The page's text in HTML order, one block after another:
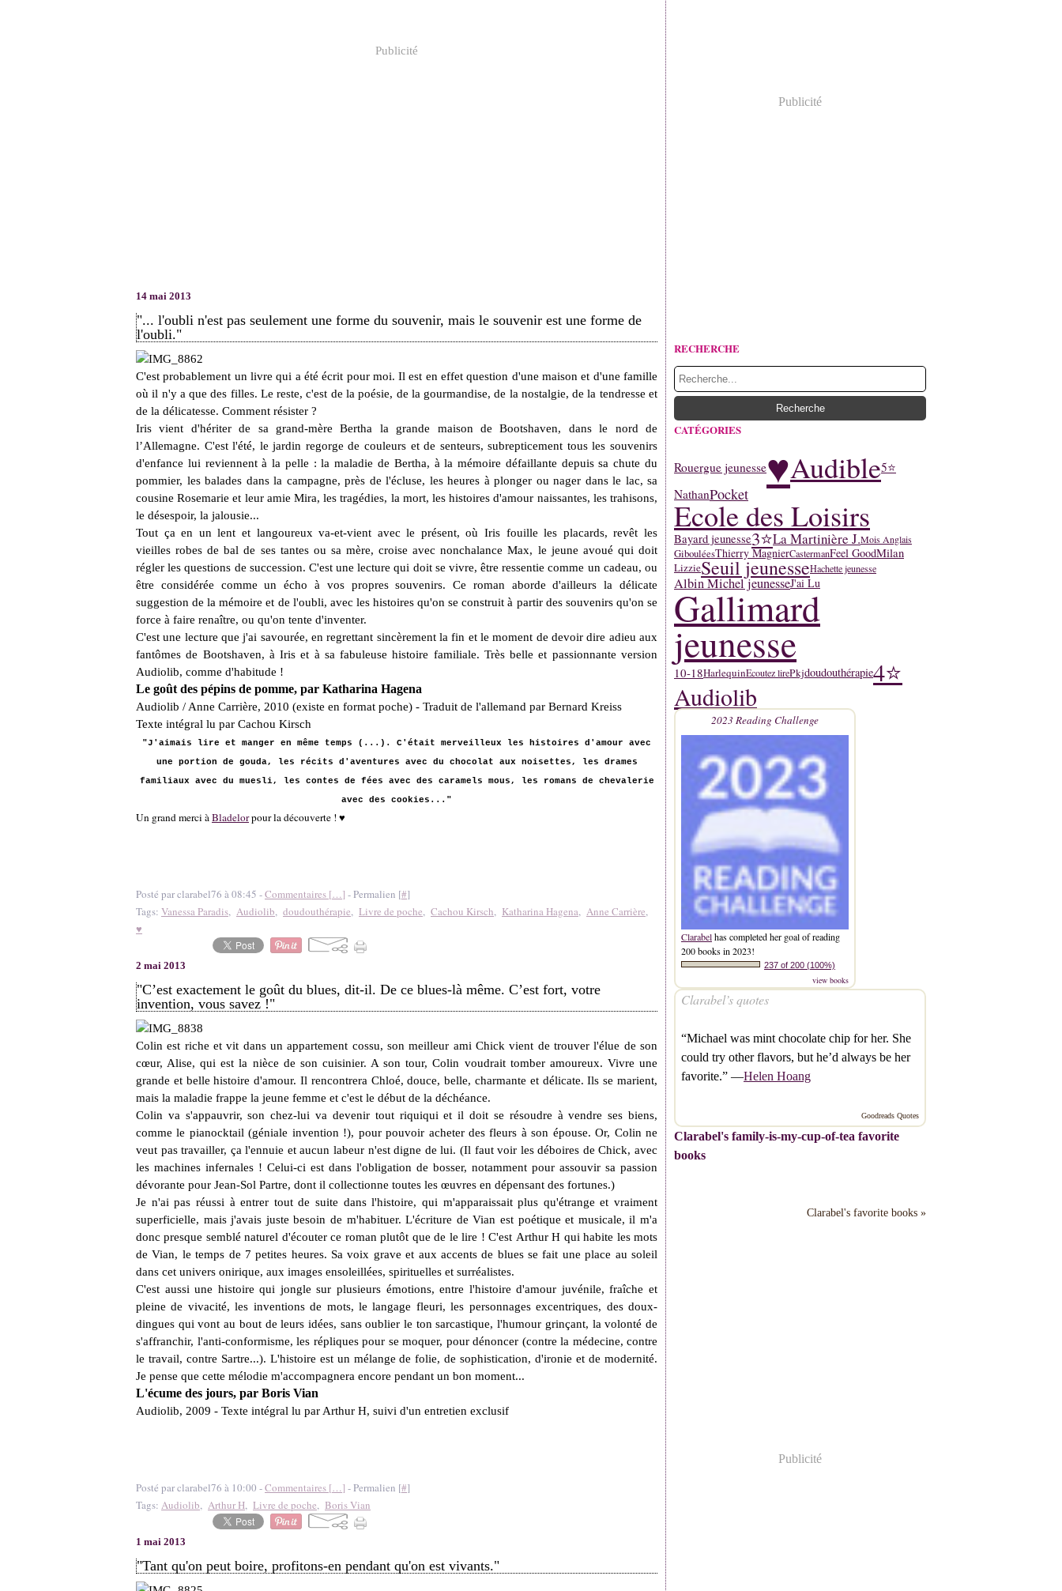
Publicité
14 mai 2013
"... l'oubli n'est pas seulement une forme du souvenir, mais le souvenir est une forme de
l'oubli."
C'est probablement un livre qui a été écrit pour moi. Il est en effet question d'une maison et d'une famille
où il n'y a que des filles. Le reste, c'est de la poésie, de la gourmandise, de la nostalgie, de la tendresse et
de la délicatesse. Comment résister ?
Iris vient d'hériter de sa grand-mère Bertha la grande maison de Bootshaven, dans le nord de
l’Allemagne. C'est l'été, le jardin regorge de couleurs et de senteurs, subrepticement tous les souvenirs
d'enfance lui reviennent à la pelle : la maladie de Bertha, à la mémoire défaillante depuis sa chute du
pommier, les balades dans la campagne, près de l'écluse, les heures à plonger ou nager dans le lac, sa
cousine Rosemarie et leur amie Mira, les tragédies, la mort, les histoires d'amour naissantes, les trahisons,
le désespoir, la jalousie...
Tout ça en un lent et langoureux va-et-vient avec le présent, où Iris fouille les placards, revêt les
vieilles robes de bal de ses tantes ou sa mère, croise avec nonchalance Max, le jeune avoué qui doit
régler les questions de succession. C'est une lecture qui doit se vivre, être ressentie comme un cadeau, ou
être considérée comme un écho à vos propres souvenirs. Ce roman aborde d'ailleurs la délicate
suggestion de la mémoire et de l'oubli, avec les histoires qu'on se construit à partir des souvenirs qu'on se
force à faire renaître, ou qu'on tente d'inventer.
C'est une lecture que j'ai savourée, en regrettant sincèrement la fin et le moment de devoir dire adieu aux
fantômes de Bootshaven, à Iris et à sa fabuleuse histoire familiale. Très belle et passionnante version
Audiolib, comme d'habitude !
Le goût des pépins de pomme, par Katharina Hagena
Audiolib / Anne Carrière, 2010 (existe en format poche) - Traduit de l'allemand par Bernard Kreiss
Texte intégral lu par Cachou Kirsch
"J'aimais lire et manger en même temps (...). C'était merveilleux les histoires d'amour avec
une portion de gouda, les récits d'aventures avec du chocolat aux noisettes, les drames
familiaux avec du muesli, les contes de fées avec des caramels mous, les romans de chevalerie
avec des cookies..."
Un grand merci àBladelorpour la découverte ! ♥
Posté par clarabel76 à 08:45 -Commentaires […] - Permalien [#]
Tags: Vanessa Paradis, Audiolib, doudouthérapie, Livre de poche, Cachou Kirsch, Katharina Hagena, Anne Carrière,
♥
2 mai 2013
"C’est exactement le goût du blues, dit-il. De ce blues-là même. C’est fort, votre
invention, vous savez !"
Colin est riche et vit dans un appartement cossu, son meilleur ami Chick vient de trouver l'élue de son
cœur, Alise, qui est la nièce de son cuisinier. A son tour, Colin voudrait tomber amoureux. Vivre une
grande et belle histoire d'amour. Il rencontrera Chloé, douce, belle, charmante et délicate. Ils se marient,
mais la maladie frappe la jeune femme et c'est le début de la déchéance.
Colin va s'appauvrir, son chez-lui va devenir tout riquiqui et il doit se résoudre à vendre ses biens,
comme le pianocktail (géniale invention !), pour pouvoir acheter des fleurs à son épouse. Or, Colin ne
veut pas travailler, ça l'ennuie et aucun labeur n'est digne de lui. (Il faut voir les déboires de Chick, avec
les machines infernales ! Celui-ci est dans l'obligation de bosser, notamment pour assouvir sa passion
dévorante pour Jean-Sol Partre, dont il collectionne toutes les œuvres en dépensant des fortunes.)
Je n'ai pas réussi à entrer tout de suite dans l'histoire, qui m'apparaissait plus qu'étrange et vraiment
superficielle, mais j'avais juste besoin de m'habituer. L'écriture de Vian est poétique et musicale, il m'a
donc presque semblé naturel d'écouter ce roman plutôt que de le lire ! C'est Arthur H qui habite les mots
de Vian, le temps de 7 petites heures. Sa voix grave et aux accents de blues se fait une place au soleil
dans cet univers onirique, aux images ensoleillées, spirituelles et surréalistes.
C'est aussi une histoire qui jongle sur plusieurs émotions, entre l'histoire d'amour juvénile, fraîche et
pleine de vivacité, les inventions de mots, le langage fleuri, les personnages excentriques, des doux-
dingues qui vont au bout de leurs idées, sans oublier le ton sarcastique, l'humour grinçant, la volonté de
s'affranchir, l'anti-conformisme, les répliques pour se moquer, pour dénoncer (contre la médecine, contre
le travail, contre Sartre...). L'histoire est un mélange de folie, de sophistication, d'ironie et de modernité.
Je pense que cette mélodie m'accompagnera encore pendant un bon moment...
L'écume des jours, par Boris Vian
Audiolib, 2009 - Texte intégral lu par Arthur H, suivi d'un entretien exclusif
Posté par clarabel76 à 10:00 -Commentaires […] - Permalien [#]
Tags: Audiolib, Arthur H, Livre de poche, Boris Vian
1 mai 2013
"Tant qu'on peut boire, profitons-en pendant qu'on est vivants."
Publicité
RECHERCHE
CATÉGORIES
Rouergue jeunesse♥Audible5⭐
NathanPocket
Ecole des Loisirs
Bayard jeunesse3⭐La Martinière J.Mois Anglais
GibouléesThierry MagnierCastermanFeel GoodMilan
LizzieSeuil jeunesseHachette jeunesse
Albin Michel jeunesseJ'ai Lu
Gallimard
jeunesse
10-18HarlequinEcoutez lirePkjdoudouthérapie4⭐
Audiolib
2023 Reading Challenge
Clarabelhas completed her goal of reading
200 books in 2023!
237 of 200 (100%)
view books
Clarabel’s quotes
“Michael was mint chocolate chip for her. She
could try other flavors, but he’d always be her
favorite.” —Helen Hoang
Goodreads Quotes
Clarabel's family-is-my-cup-of-tea favorite
books
Clarabel's favorite books »
Publicité